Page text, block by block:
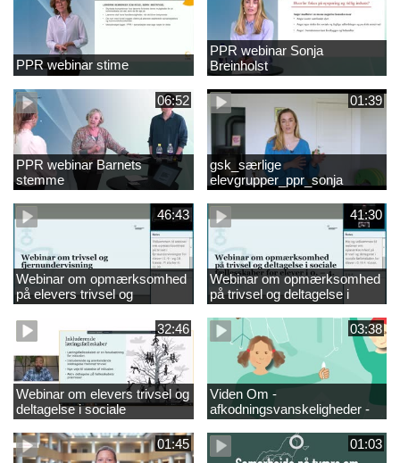
PPR webinar stime
PPR webinar Sonja
Breinholst
06:52
PPR webinar Barnets
stemme
01:39
gsk_særlige
elevgrupper_ppr_sonja
breinholst
46:43
Webinar om opmærksomhed
på elevers trivsel og
fællesskaber i
fjernundervisning 5. – 9. og
10. klasse
41:30
Webinar om opmærksomhed
på trivsel og deltagelse i
sociale fællesskaber for
elever i 0.-4. klasse
32:46
Webinar om elevers trivsel og
deltagelse i sociale
fællesskaber – inspiration og
viden til skoleledere og
ressourcepersoner
03:38
Viden Om -
afkodningsvanskeligheder -
præsentationsfilm
01:45
01:03